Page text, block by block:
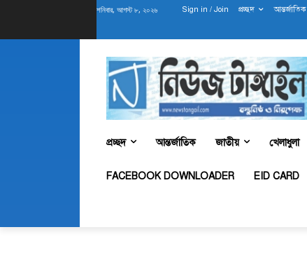
শনিবার, আগস্ট ৮, ২০২৬ Sign in / Join প্রচ্ছদ আন্তর্জাতিক
প্রচ্ছদ আন্তর্জাতিক জাতীয় খেলাধুলা
FACEBOOK DOWNLOADER EID CARD